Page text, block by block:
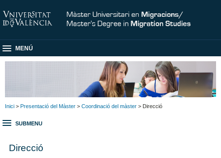
MENÚ
Inici > Presentació del Màster > Coordinació del màster > Direcció
SUBMENU
Direcció